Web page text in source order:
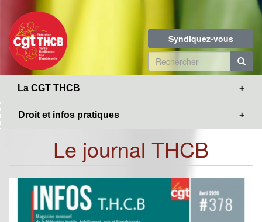
contenu
principal
Syndiquez-vous
Formulaire
de
La CGT THCB
Droit et infos pratiques
Le journal THCB